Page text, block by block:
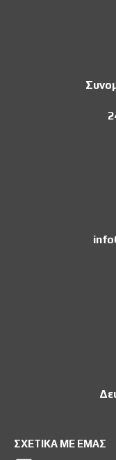
ΣΧΕΤΙΚΑ ΜΕ ΕΜΑΣ